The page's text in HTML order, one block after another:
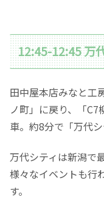
12:45-12:45 万
田中屋本店みなと工
ノ町」に戻り、「
車。約8分で「万代シ
万代シティは新潟で
様々なイベントも行
す。